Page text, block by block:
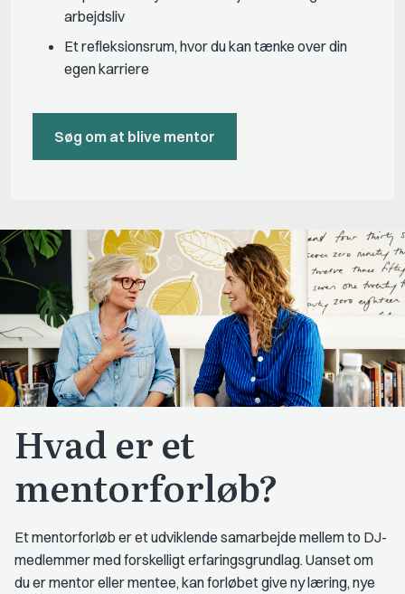
arbejdsliv
Et refleksionsrum, hvor du kan tænke over din
egen karriere
Søg om at blive mentor
Hvad er et
mentorforløb?
Et mentorforløb er et udviklende samarbejde mellem to DJ-
medlemmer med forskelligt erfaringsgrundlag. Uanset om
du er mentor eller mentee, kan forløbet give ny læring, nye